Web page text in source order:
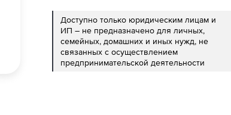
Доступно только юридическим лицам и
ИП – не предназначено для личных,
семейных, домашних и иных нужд, не
связанных с осуществлением
предпринимательской деятельности